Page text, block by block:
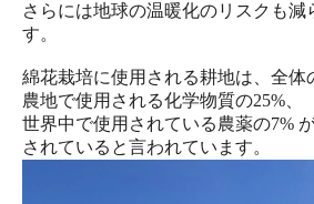
さらには地球の温暖化のリスクも減
す。
綿花栽培に使用される耕地は、全体
農地で使用される化学物質の25%、
世界中で使用されている農薬の7%
されていると言われています。